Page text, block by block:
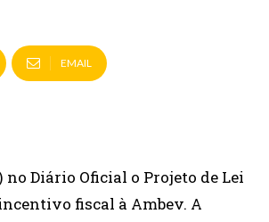
EMAIL
Diário Oficial o Projeto de Lei
fiscal à Ambev. A